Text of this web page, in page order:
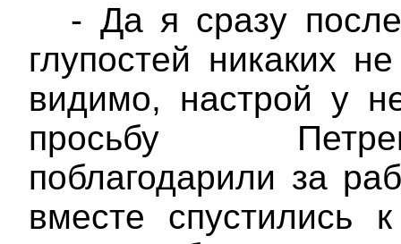
- Да я сразу
глупостей никаких
видимо, настрой у
просьбу
поблагодарили за
вместе спустились